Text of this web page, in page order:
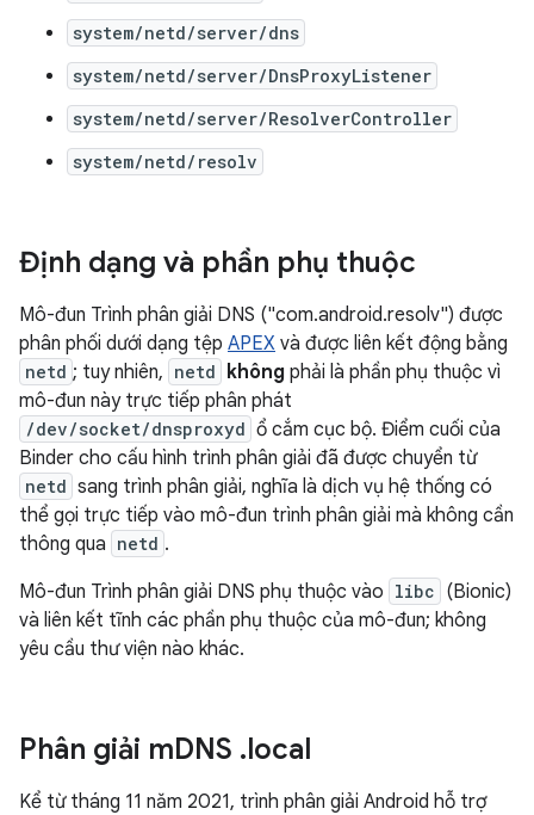
system/netd/server/dns
system/netd/server/DnsProxyListener
system/netd/server/ResolverController
system/netd/resolv
Định dạng và phần phụ thuộc
Mô-đun Trình phân giải DNS ("com.android.resolv") được
phân phối dưới dạng tệp APEX và được liên kết động bằng
netd ; tuy nhiên, netd không phải là phần phụ thuộc vì
mô-đun này trực tiếp phân phát
/dev/socket/dnsproxyd ổ cắm cục bộ. Điểm cuối của
Binder cho cấu hình trình phân giải đã được chuyển từ
netd sang trình phân giải, nghĩa là dịch vụ hệ thống có
thể gọi trực tiếp vào mô-đun trình phân giải mà không cần
thông qua netd .
Mô-đun Trình phân giải DNS phụ thuộc vào libc (Bionic)
và liên kết tĩnh các phần phụ thuộc của mô-đun; không
yêu cầu thư viện nào khác.
Phân giải mDNS .local
Kể từ tháng 11 năm 2021, trình phân giải Android hỗ trợ